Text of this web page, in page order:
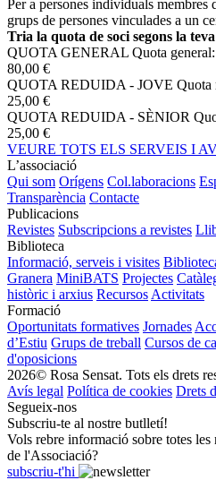
Per a persones individuals membres
grups de persones vinculades a un
Tria la quota de soci segons la
QUOTA GENERAL Quota
80,00 €
QUOTA REDUIDA - JOVE Quota
25,00 €
QUOTA REDUIDA - SÈNIOR
25,00 €
VEURE TOTS ELS SERVEIS I
L’associació
Qui som Orígens Col.laboracions
Transparència Contacte
Publicacions
Revistes Subscripcions a revistes
Biblioteca
Informació, serveis i visites
Granera MiniBATS Projectes
històric i arxius Recursos Activitats
Formació
Oportunitats formatives Jornades
d’Estiu Grups de treball Cursos de
d'oposicions
2026© Rosa Sensat. Tots els drets
Avís legal Política de cookies Drets
Segueix-nos
Subscriu-te al nostre butlletí!
Vols rebre informació sobre totes
de l'Associació?
subscriu-t'hi